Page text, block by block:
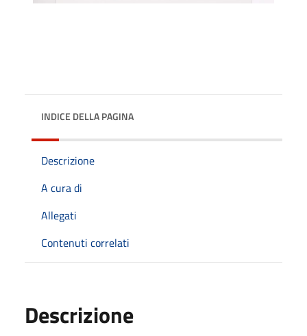
INDICE DELLA PAGINA
Descrizione
A cura di
Allegati
Contenuti correlati
Descrizione